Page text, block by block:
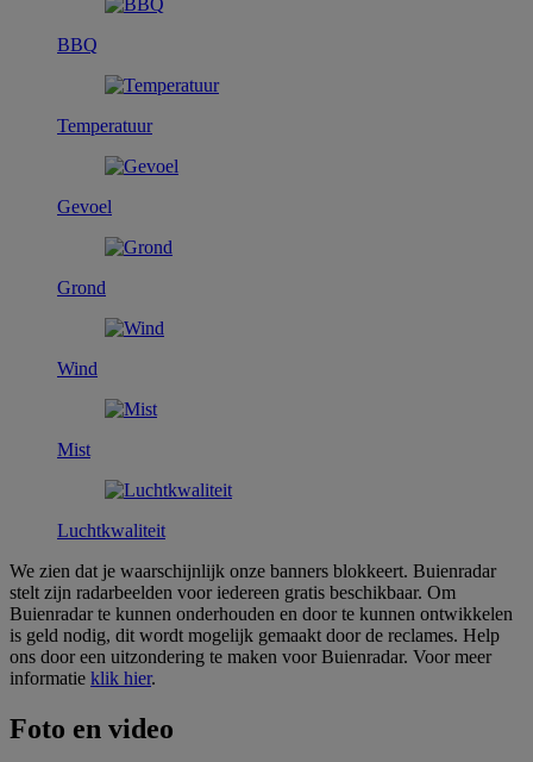
BBQ
Temperatuur
Gevoel
Grond
Wind
Mist
Luchtkwaliteit
We zien dat je waarschijnlijk onze banners blokkeert. Buienradar
stelt zijn radarbeelden voor iedereen gratis beschikbaar. Om
Buienradar te kunnen onderhouden en door te kunnen ontwikkelen
is geld nodig, dit wordt mogelijk gemaakt door de reclames. Help
ons door een uitzondering te maken voor Buienradar. Voor meer
informatie klik hier.
Foto en video